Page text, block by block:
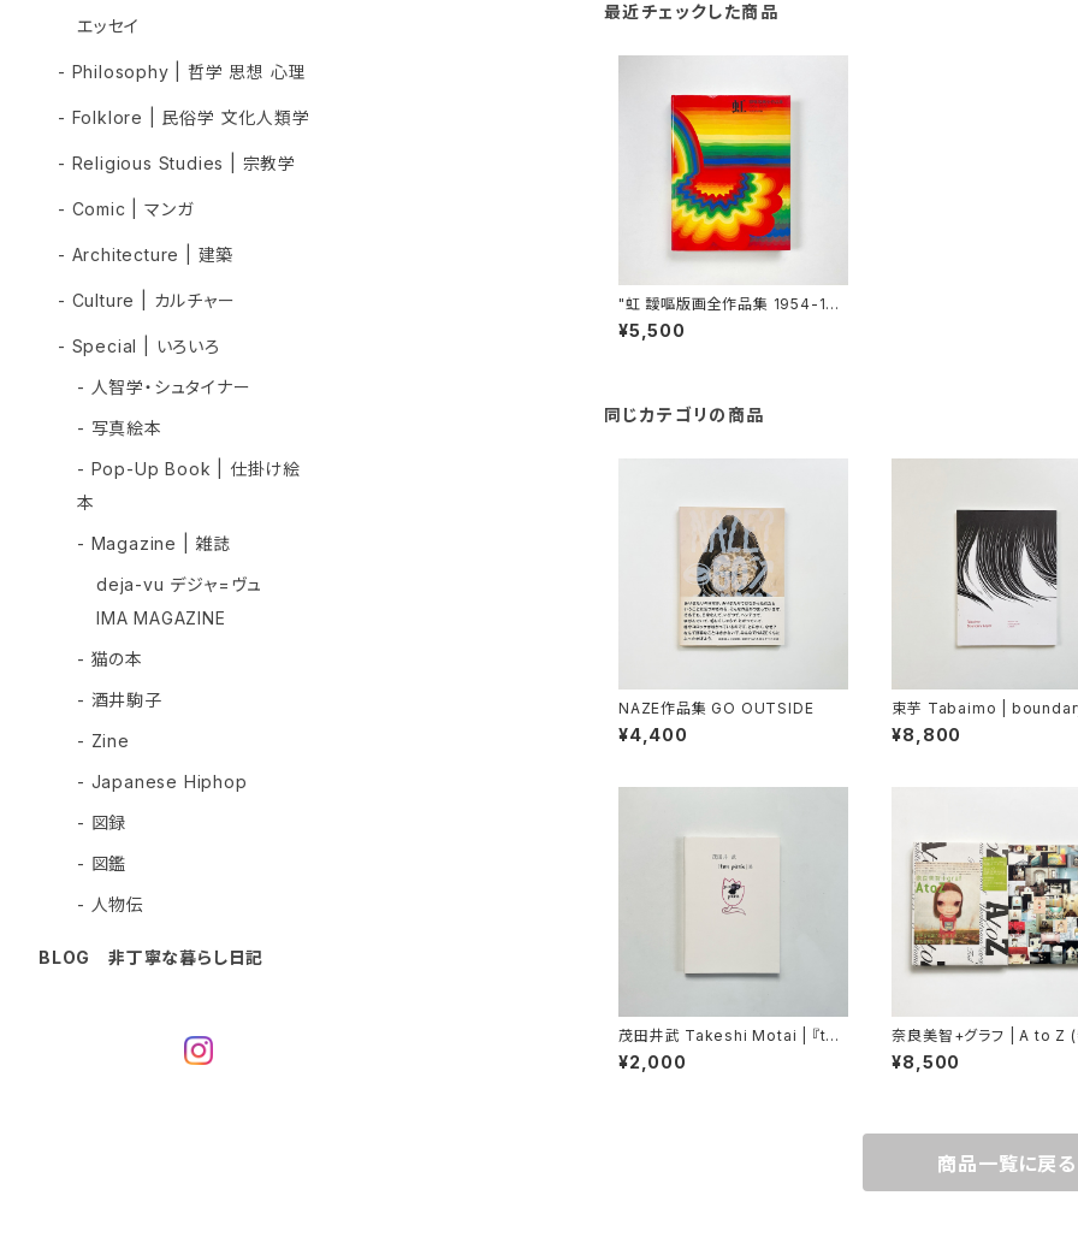
最近チェックした商品
"虹 靉嘔版画全作品集 1954-197
9" 靉嘔 著 / 久保貞次郎 編
¥5,500
同じカテゴリの商品
NAZE作品集 GO OUTSIDE
¥4,400
束芋 Tabaimo |
er
¥8,800
茂田井武 Takeshi Motai | 『ton
paris』展
¥2,000
奈良美智+グラフ | A to Z (
ポスター付属)
¥8,500
商品一覧に戻る
エッセイ
- Philosophy | 哲学 思想 心理
- Folklore | 民俗学 文化人類学
- Religious Studies | 宗教学
- Comic | マンガ
- Architecture | 建築
- Culture | カルチャー
- Special | いろいろ
- 人智学・シュタイナー
- 写真絵本
- Pop-Up Book | 仕掛け絵
本
- Magazine | 雑誌
deja-vu デジャ=ヴュ
IMA MAGAZINE
- 猫の本
- 酒井駒子
- Zine
- Japanese Hiphop
- 図録
- 図鑑
- 人物伝
BLOG 非丁寧な暮らし日記